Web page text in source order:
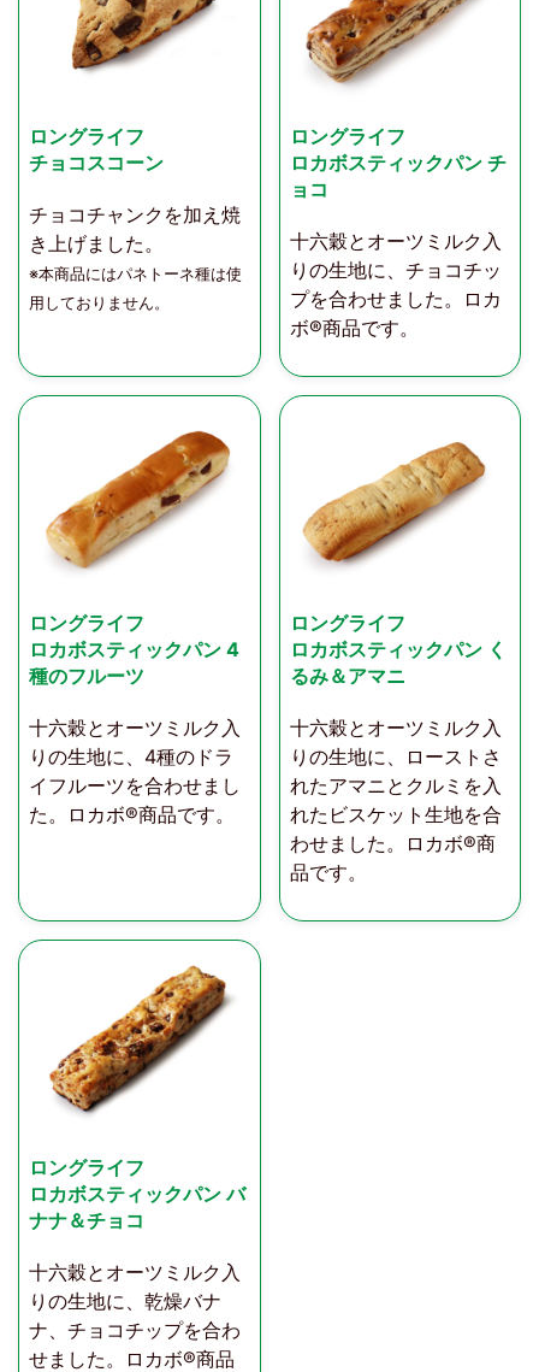
ロングライフ
チョコスコーン
チョコチャンクを加え焼
き上げました。
※本商品にはパネトーネ種は使
用しておりません。
ロングライフ
ロカボスティックパン チ
ョコ
十六穀とオーツミルク入
りの生地に、チョコチッ
プを合わせました。ロカ
ボ®商品です。
ロングライフ
ロカボスティックパン 4
種のフルーツ
十六穀とオーツミルク入
りの生地に、4種のドラ
イフルーツを合わせまし
た。ロカボ®商品です。
ロングライフ
ロカボスティックパン く
るみ＆アマニ
十六穀とオーツミルク入
りの生地に、ローストさ
れたアマニとクルミを入
れたビスケット生地を合
わせました。ロカボ®商
品です。
ロングライフ
ロカボスティックパン バ
ナナ＆チョコ
十六穀とオーツミルク入
りの生地に、乾燥バナ
ナ、チョコチップを合わ
せました。ロカボ®商品